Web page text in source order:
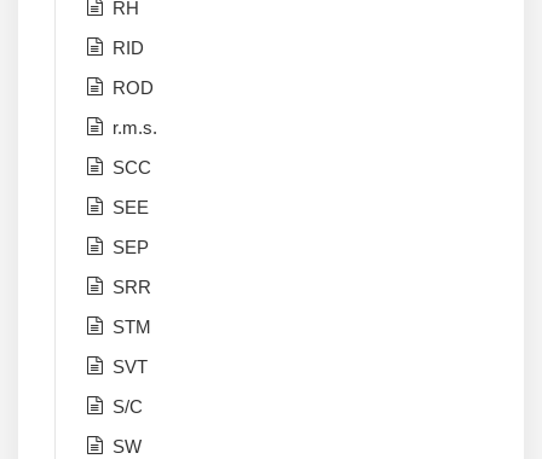
RH
RID
ROD
r.m.s.
SCC
SEE
SEP
SRR
STM
SVT
S/C
SW